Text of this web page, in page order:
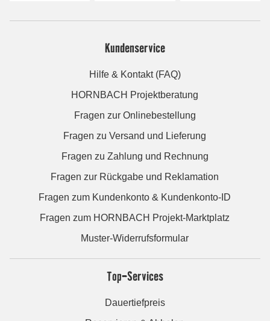
Kundenservice
Hilfe & Kontakt (FAQ)
HORNBACH Projektberatung
Fragen zur Onlinebestellung
Fragen zu Versand und Lieferung
Fragen zu Zahlung und Rechnung
Fragen zur Rückgabe und Reklamation
Fragen zum Kundenkonto & Kundenkonto-ID
Fragen zum HORNBACH Projekt-Marktplatz
Muster-Widerrufsformular
Top-Services
Dauertiefpreis